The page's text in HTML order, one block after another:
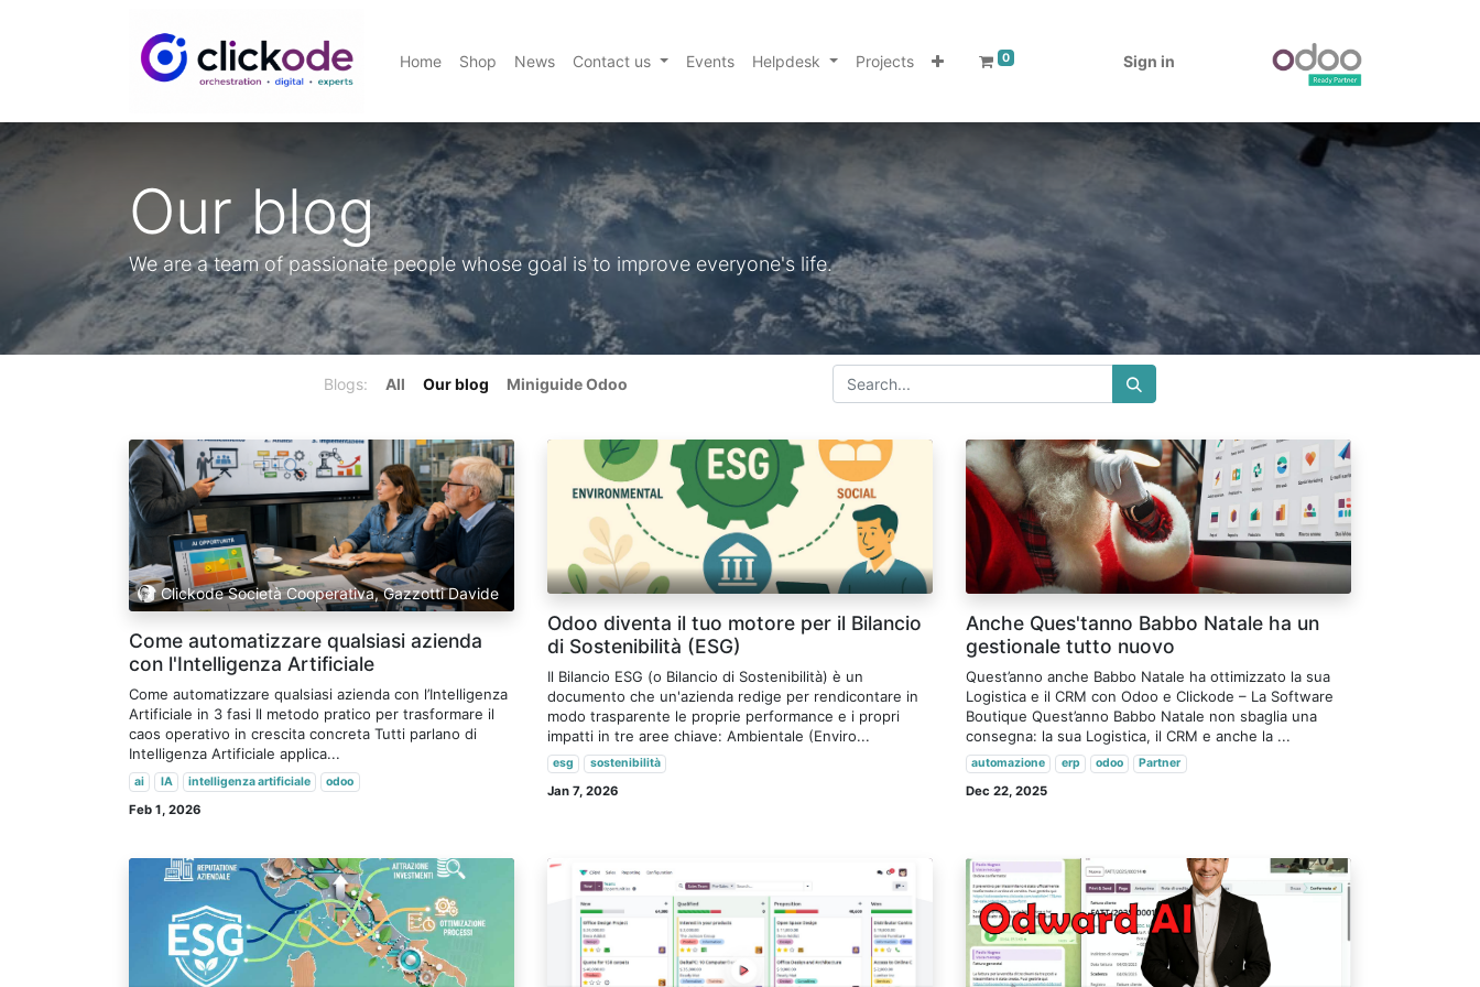
Home Shop News Contact us Events Helpdesk Projects 0 Sign in
Our blog
We are a team of passionate people whose goal is to improve everyone's life.
Blogs: All Our blog Miniguide Odoo
Clickode Società Cooperativa, Gazzotti Davide
Come automatizzare qualsiasi azienda
con l'Intelligenza Artificiale
Come automatizzare qualsiasi azienda con l’Intelligenza
Artificiale in 3 fasi Il metodo pratico per trasformare il
caos operativo in crescita concreta Tutti parlano di
Intelligenza Artificiale applica...
ai IA intelligenza artificiale odoo
Feb 1, 2026
Odoo diventa il tuo motore per il Bilancio
di Sostenibilità (ESG)
Il Bilancio ESG (o Bilancio di Sostenibilità) è un
documento che un'azienda redige per rendicontare in
modo trasparente le proprie performance e i propri
impatti in tre aree chiave: Ambientale (Enviro...
esg sostenibilità
Jan 7, 2026
Anche Ques'tanno Babbo Natale ha un
gestionale tutto nuovo
Quest’anno anche Babbo Natale ha ottimizzato la sua
Logistica e il CRM con Odoo e Clickode – La Software
Boutique Quest’anno Babbo Natale non sbaglia una
consegna: la sua Logistica, il CRM e anche la ...
automazione erp odoo Partner
Dec 22, 2025